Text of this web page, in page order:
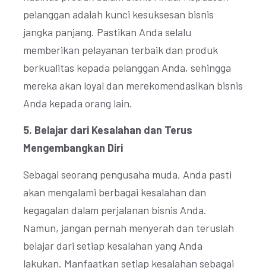
pelanggan adalah kunci kesuksesan bisnis
jangka panjang. Pastikan Anda selalu
memberikan pelayanan terbaik dan produk
berkualitas kepada pelanggan Anda, sehingga
mereka akan loyal dan merekomendasikan bisnis
Anda kepada orang lain.
5. Belajar dari Kesalahan dan Terus
Mengembangkan Diri
Sebagai seorang pengusaha muda, Anda pasti
akan mengalami berbagai kesalahan dan
kegagalan dalam perjalanan bisnis Anda.
Namun, jangan pernah menyerah dan teruslah
belajar dari setiap kesalahan yang Anda
lakukan. Manfaatkan setiap kesalahan sebagai